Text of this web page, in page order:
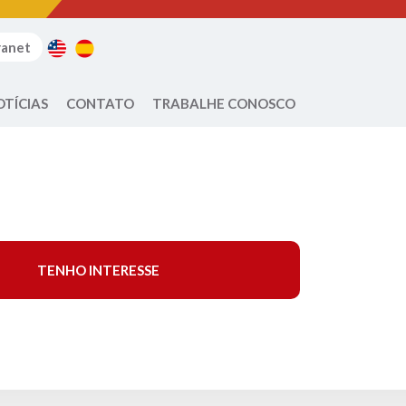
CONTATO TRABALHE CONOSCO
TENHO INTERESSE